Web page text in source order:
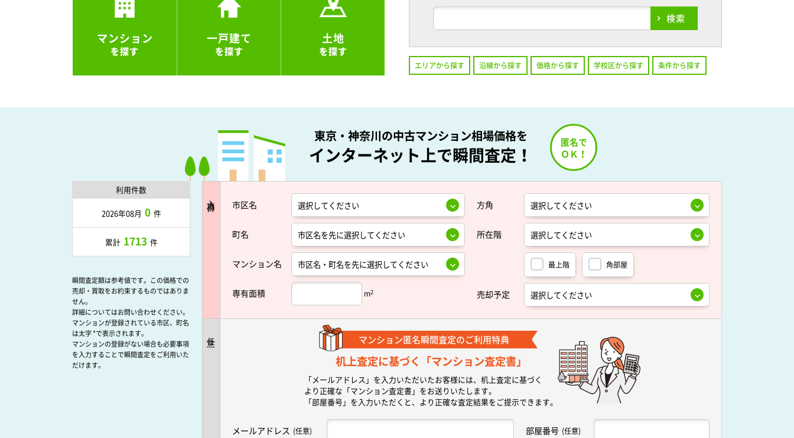
マンション
を探す
一戸建て
を探す
土地
を探す
検索
エリアから探す 沿線から探す 価格から探す 学校区から探す 条件から探す
東京・神奈川の中古マンション相場価格を
インターネット上で瞬間査定！
利用件数
2026年08月 0 件
累計 1713 件
市区名
町名
マンション名
専有面積 m2
方角
所在階
最上階 角部屋
売却予定
マンション匿名瞬間査定のご利用特典
机上査定に基づく 「マンション査定書」
「メールアドレス」を入力いただいたお客様には、机上査定に基づく
より正確な 「マンション査定書」 をお送りいたします。
「部屋番号」を入力いただくと、より正確な査定結果をご提示できます。
メールアドレス (任意) 部屋番号 (任意)
瞬間査定額は参考値です。この価格での
売却・買取をお約束するものではありま
せん。
詳細についてはお問い合わせください。
マンションが登録されている市区、町名
は太字 *で表示されます。
マンションの登録がない場合も必要事項
を入力することで瞬間査定をご利用いた
だけます。